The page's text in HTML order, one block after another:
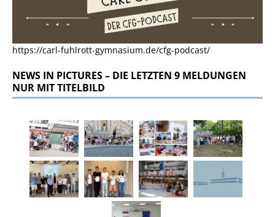
https://carl-fuhlrott-gymnasium.de/cfg-podcast/
NEWS IN PICTURES – DIE LETZTEN 9 MELDUNGEN
NUR MIT TITELBILD